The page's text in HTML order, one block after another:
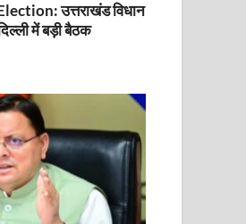
उत्तराखंड विधान
में बड़ी बैठक